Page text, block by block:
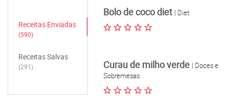
Receitas Enviadas
(590)
Receitas Salvas
(291)
Bolo de coco diet | Diet
Curau de milho verde | Doces e
Sobremesas